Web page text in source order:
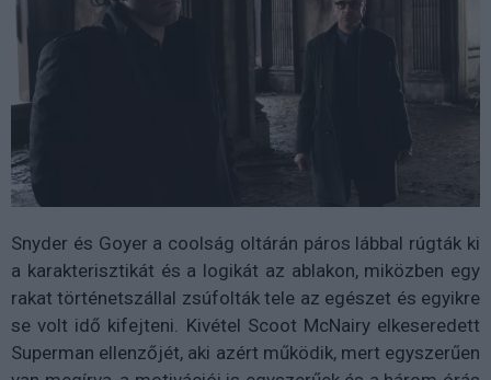
Snyder és Goyer a coolság oltárán páros lábbal rúgták ki
a karakterisztikát és a logikát az ablakon, miközben egy
rakat történetszállal zsúfolták tele az egészet és egyikre
se volt idő kifejteni. Kivétel Scoot McNairy elkeseredett
Superman ellenzőjét, aki azért működik, mert egyszerűen